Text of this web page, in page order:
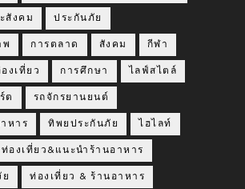
สังคม ประกันภัย
พ การตลาด สังคม กีฬา
งเที่ยว การศึกษา ไลฟ์สไตล์
ต รถจักรยานยนต์
หาร ทิพยประกันภัย ไฮไลท์
ท่องเที่ยว&แนะนำร้านอาหาร
ย ท่องเที่ยว & ร้านอาหาร